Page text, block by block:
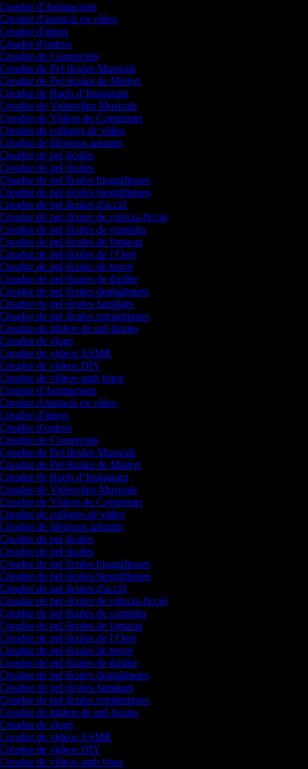
d'Animacions
d'anuncis en vídeo
d'intros
d'outros
de Comercials
de Pel·lícules Musicals
de Pel·lícules de Misteri
de Reels d’Instagram
de Videoclips Musicals
de Vídeos de Comentari
de collages de vídeo
de dibuixos animats
de pel·lícules
de pel·lícules
de pel·lícules biogràfiques
de pel·lícules biogràfiques
de pel·lícules d'acció
de pel·lícules de ciència-ficció
de pel·lícules de comèdia
de pel·lícules de fantasia
de pel·lícules de l’Oest
de pel·lícules de terror
de pel·lícules de thriller
de pel·lícules dramàtiques
de pel·lícules familiars
de pel·lícules romàntiques
de tràilers de pel·lícules
de vlogs
de vídeos ASMR
de vídeos DIY
de vídeos amb fotos
d'Animacions
d'anuncis en vídeo
d'intros
d'outros
de Comercials
de Pel·lícules Musicals
de Pel·lícules de Misteri
de Reels d’Instagram
de Videoclips Musicals
de Vídeos de Comentari
de collages de vídeo
de dibuixos animats
de pel·lícules
de pel·lícules
de pel·lícules biogràfiques
de pel·lícules biogràfiques
de pel·lícules d'acció
de pel·lícules de ciència-ficció
de pel·lícules de comèdia
de pel·lícules de fantasia
de pel·lícules de l’Oest
de pel·lícules de terror
de pel·lícules de thriller
de pel·lícules dramàtiques
de pel·lícules familiars
de pel·lícules romàntiques
de tràilers de pel·lícules
de vlogs
de vídeos ASMR
de vídeos DIY
de vídeos amb fotos